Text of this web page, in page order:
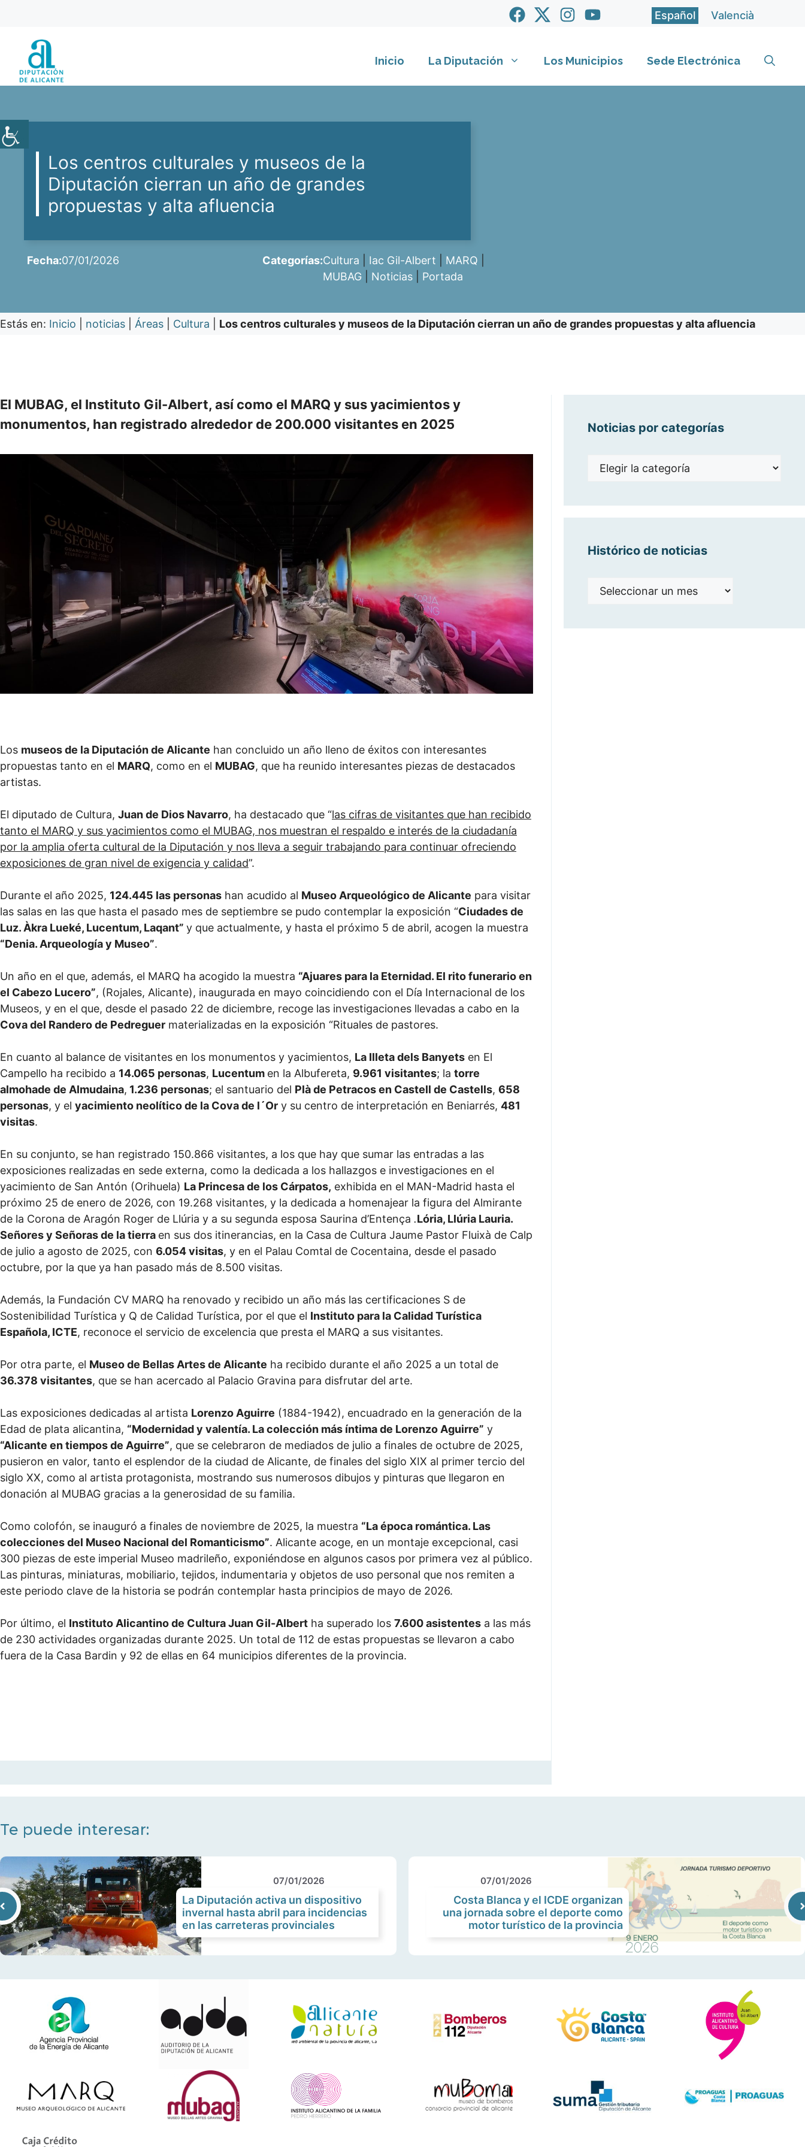
contenido
Español Valencià
Inicio La Diputación Los Municipios Sede Electrónica
Los centros culturales y museos de la
Diputación cierran un año de grandes
propuestas y alta afluencia
Fecha:07/01/2026 Categorías:Cultura Iac Gil-Albert MARQ
MUBAG
Noticias Portada
Estás en: Inicio noticias Áreas Cultura Los centros culturales y museos de la Diputación cierran un año de grandes propuestas y alta afluencia
El MUBAG, el Instituto Gil-Albert, así como el MARQ y sus yacimientos y
monumentos, han registrado alrededor de 200.000 visitantes en 2025
Los museos de la Diputación de Alicante han concluido un año lleno de éxitos con interesantes
propuestas tanto en el MARQ, como en el MUBAG, que ha reunido interesantes piezas de destacados
artistas.
El diputado de Cultura, Juan de Dios Navarro, ha destacado que “las cifras de visitantes que han recibido
tanto el MARQ y sus yacimientos como el MUBAG, nos muestran el respaldo e interés de la ciudadanía
por la amplia oferta cultural de la Diputación y nos lleva a seguir trabajando para continuar ofreciendo
exposiciones de gran nivel de exigencia y calidad”.
Durante el año 2025, 124.445 las personas han acudido al Museo Arqueológico de Alicante para visitar
las salas en las que hasta el pasado mes de septiembre se pudo contemplar la exposición “Ciudades de
Luz. Àkra Lueké, Lucentum, Laqant” y que actualmente, y hasta el próximo 5 de abril, acogen la muestra
“Denia. Arqueología y Museo”.
Un año en el que, además, el MARQ ha acogido la muestra “Ajuares para la Eternidad. El rito funerario en
el Cabezo Lucero”, (Rojales, Alicante), inaugurada en mayo coincidiendo con el Día Internacional de los
Museos, y en el que, desde el pasado 22 de diciembre, recoge las investigaciones llevadas a cabo en la
Cova del Randero de Pedreguer materializadas en la exposición “Rituales de pastores.
En cuanto al balance de visitantes en los monumentos y yacimientos, La Illeta dels Banyets en El
Campello ha recibido a 14.065 personas, Lucentum en la Albufereta, 9.961 visitantes; la torre
almohade de Almudaina, 1.236 personas; el santuario del Plà de Petracos en Castell de Castells, 658
personas, y el yacimiento neolítico de la Cova de l´Or y su centro de interpretación en Beniarrés, 481
visitas.
En su conjunto, se han registrado 150.866 visitantes, a los que hay que sumar las entradas a las
exposiciones realizadas en sede externa, como la dedicada a los hallazgos e investigaciones en el
yacimiento de San Antón (Orihuela) La Princesa de los Cárpatos, exhibida en el MAN-Madrid hasta el
próximo 25 de enero de 2026, con 19.268 visitantes, y la dedicada a homenajear la figura del Almirante
de la Corona de Aragón Roger de Llúria y a su segunda esposa Saurina d’Entença .Lória, Llúria Lauria.
Señores y Señoras de la tierra en sus dos itinerancias, en la Casa de Cultura Jaume Pastor Fluixà de Calp
de julio a agosto de 2025, con 6.054 visitas, y en el Palau Comtal de Cocentaina, desde el pasado
octubre, por la que ya han pasado más de 8.500 visitas.
Además, la Fundación CV MARQ ha renovado y recibido un año más las certificaciones S de
Sostenibilidad Turística y Q de Calidad Turística, por el que el Instituto para la Calidad Turística
Española, ICTE, reconoce el servicio de excelencia que presta el MARQ a sus visitantes.
Por otra parte, el Museo de Bellas Artes de Alicante ha recibido durante el año 2025 a un total de
36.378 visitantes, que se han acercado al Palacio Gravina para disfrutar del arte.
Las exposiciones dedicadas al artista Lorenzo Aguirre (1884-1942), encuadrado en la generación de la
Edad de plata alicantina, “Modernidad y valentía. La colección más íntima de Lorenzo Aguirre” y
“Alicante en tiempos de Aguirre”, que se celebraron de mediados de julio a finales de octubre de 2025,
pusieron en valor, tanto el esplendor de la ciudad de Alicante, de finales del siglo XIX al primer tercio del
siglo XX, como al artista protagonista, mostrando sus numerosos dibujos y pinturas que llegaron en
donación al MUBAG gracias a la generosidad de su familia.
Como colofón, se inauguró a finales de noviembre de 2025, la muestra “La época romántica. Las
colecciones del Museo Nacional del Romanticismo”. Alicante acoge, en un montaje excepcional, casi
300 piezas de este imperial Museo madrileño, exponiéndose en algunos casos por primera vez al público.
Las pinturas, miniaturas, mobiliario, tejidos, indumentaria y objetos de uso personal que nos remiten a
este periodo clave de la historia se podrán contemplar hasta principios de mayo de 2026.
Por último, el Instituto Alicantino de Cultura Juan Gil-Albert ha superado los 7.600 asistentes a las más
de 230 actividades organizadas durante 2025. Un total de 112 de estas propuestas se llevaron a cabo
fuera de la Casa Bardin y 92 de ellas en 64 municipios diferentes de la provincia.
Noticias por categorías
Noticias
Histórico de noticias
Histórico
Te puede interesar:
07/01/2026
La Diputación activa un dispositivo
invernal hasta abril para incidencias
en las carreteras provinciales
07/01/2026
Costa Blanca y el ICDE organizan
una jornada sobre el deporte como
motor turístico de la provincia